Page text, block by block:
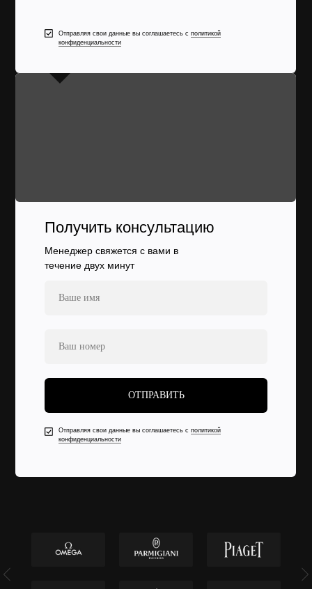
Отправляя свои данные вы соглашаетесь с политикой
конфиденциальности
ОТПРАВИТЬ
Получить консультацию
Менеджер свяжется с вами в
течение двух минут
Отправляя свои данные вы соглашаетесь с политикой
конфиденциальности